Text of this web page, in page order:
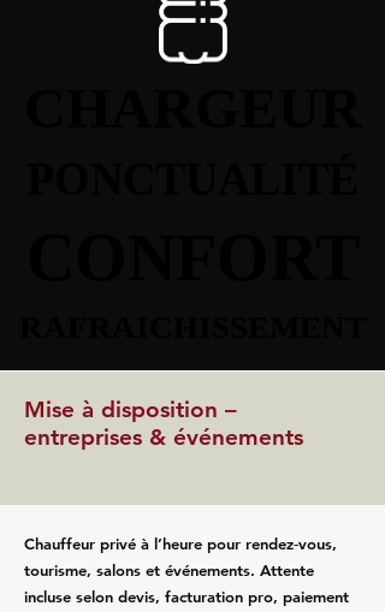
Mise à disposition –
entreprises & événements
Chauffeur privé à l’heure pour rendez‑vous,
tourisme, salons et événements. Attente
incluse selon devis, facturation pro, paiement